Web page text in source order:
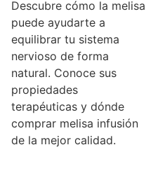
Descubre cómo la melisa
puede ayudarte a
equilibrar tu sistema
nervioso de forma
natural. Conoce sus
propiedades
terapéuticas y dónde
comprar melisa infusión
de la mejor calidad.